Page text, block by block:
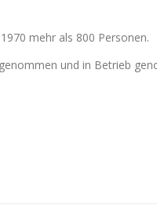
mehr als 800 Personen.
und in Betrieb